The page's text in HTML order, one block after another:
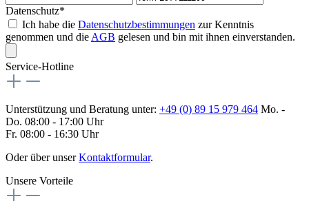
Datenschutz*
Ich habe die Datenschutzbestimmungen zur Kenntnis
genommen und die AGB gelesen und bin mit ihnen einverstanden.
Service-Hotline
Unterstützung und Beratung unter: +49 (0) 89 15 979 464 Mo. -
Do. 08:00 - 17:00 Uhr
Fr. 08:00 - 16:30 Uhr
Oder über unserKontaktformular.
Unsere Vorteile